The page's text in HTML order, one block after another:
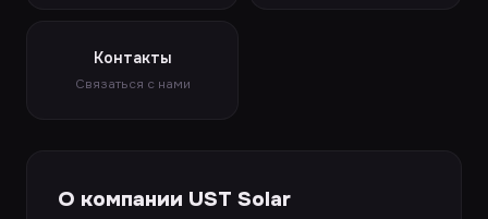
Контакты
Связаться с нами
О компании UST Solar